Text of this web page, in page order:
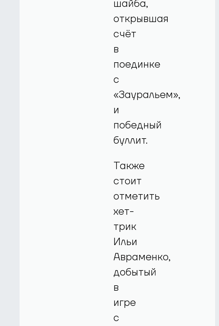
шайба,
открывшая
счёт
в
поединке
с
«Зауральем»,
и
победный
буллит.
Также
стоит
отметить
хет-
трик
Ильи
Авраменко,
добытый
в
игре
с